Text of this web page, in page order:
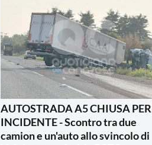
AUTOSTRADA A5 CHIUSA PER
INCIDENTE - Scontro tra due
camion e un'auto allo svincolo di